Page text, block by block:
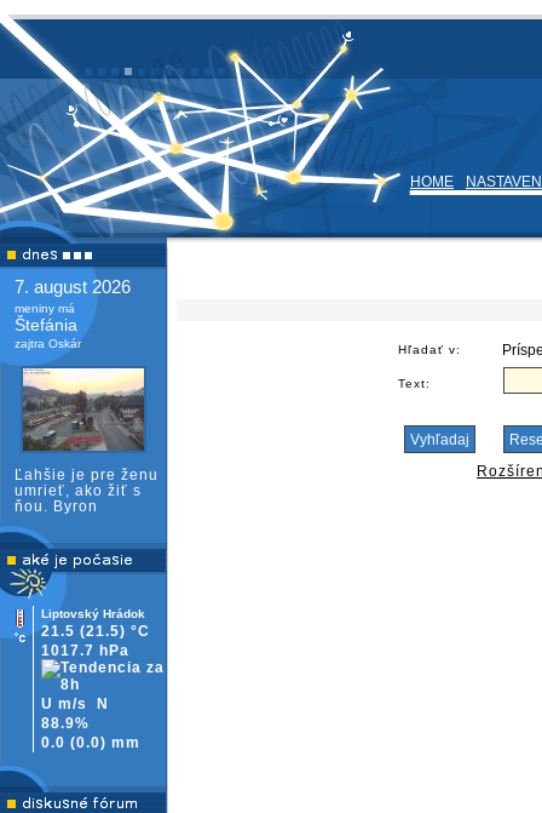
HOME
7. august 2026
meniny má
Štefánia
zajtra Oskár
Ľahšie je pre ženu
umrieť, ako žiť s
ňou. Byron
Liptovský Hrádok
21.5 (21.5) °C
1017.7 hPa
U m/s
N
88.9%
0.0 (0.0) mm
Hľadať v:
Text: